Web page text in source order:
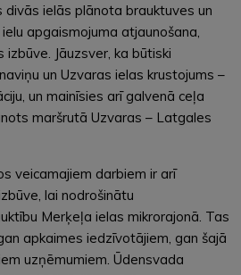
divās ielās plānota brauktuves un
apgaismojuma atjaunošana,
Jāuzsver, ka būtiski
un Uzvaras ielas krustojums –
un mainīsies arī galvenā ceļa
maršrutā Uzvaras – Latgales
veicamajiem darbiem ir arī
lai nodrošinātu
Merķeļa ielas mikrorajonā. Tas
apkaimes iedzīvotājiem, gan šajā
uzņēmumiem. Ūdensvada